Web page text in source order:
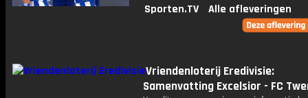
Sporten.TV
Alle afleveringen
Vriendenloterij Eredivisie:
Samenvatting Excelsior - FC